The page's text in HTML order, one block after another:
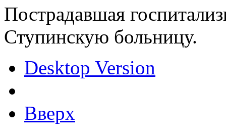
Пострадавшая
Ступинскую больницу.
Desktop Version
Вверх